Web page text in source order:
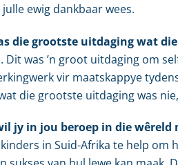
ewig dankbaar wees.
die grootste uitdaging wat
Dit was ’n groot uitdaging om
vir maatskappye
die grootste uitdaging was
jy in jou beroep in die wêreld
in Suid-Afrika te help om